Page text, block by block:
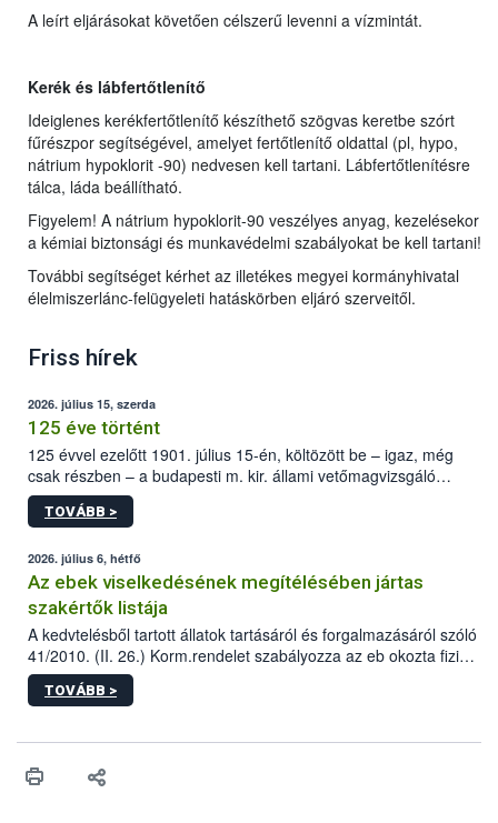
A leírt eljárásokat követően célszerű levenni a vízmintát.
Kerék és lábfertőtlenítő
Ideiglenes kerékfertőtlenítő készíthető szögvas keretbe szórt
fűrészpor segítségével, amelyet fertőtlenítő oldattal (pl, hypo,
nátrium hypoklorit -90) nedvesen kell tartani. Lábfertőtlenítésre
tálca, láda beállítható.
Figyelem! A nátrium hypoklorit-90 veszélyes anyag, kezelésekor
a kémiai biztonsági és munkavédelmi szabályokat be kell tartani!
További segítséget kérhet az illetékes megyei kormányhivatal
élelmiszerlánc-felügyeleti hatáskörben eljáró szerveitől.
Friss hírek
2026. július 15, szerda
125 éve történt
125 évvel ezelőtt 1901. július 15-én, költözött be – igaz, még
csak részben – a budapesti m. kir. állami vetőmagvizsgáló
állomás a Kis Rókus utca 15. szám alatti, Czigler Győző által
tervezett új épületébe.
TOVÁBB >
2026. július 6, hétfő
Az ebek viselkedésének megítélésében jártas
szakértők listája
A kedvtelésből tartott állatok tartásáról és forgalmazásáról szóló
41/2010. (II. 26.) Korm.rendelet szabályozza az eb okozta fizikai
sérülés, illetve ennek veszélye keletkezésekor felmerülő
hatósági feladatokat, valamint a veszélyes eb tartását és annak
vonni az ebek viselkedésének megítélésében jártas szakértőt.
TOVÁBB >